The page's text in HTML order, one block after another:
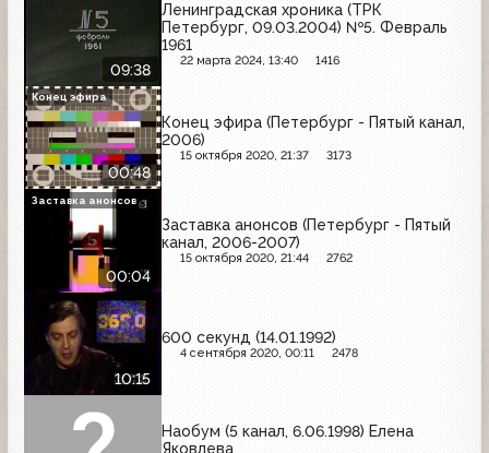
09:38
Ленинградская хроника (ТРК
Петербург, 09.03.2004) №5. Февраль
1961
22 марта 2024, 13:40 1416
00:48
Конец эфира (Петербург - Пятый канал,
2006)
15 октября 2020, 21:37 3173
Конец эфира
00:04
Заставка анонсов (Петербург - Пятый
канал, 2006-2007)
15 октября 2020, 21:44 2762
Заставка анонсов
10:15
600 секунд (14.01.1992)
4 сентября 2020, 00:11 2478
Наобум (5 канал, 6.06.1998) Елена
Яковлева